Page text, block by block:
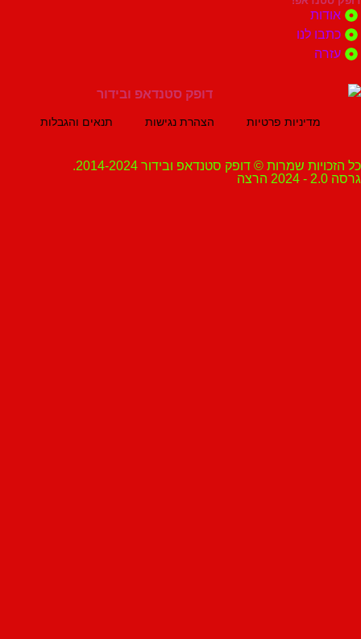
לנו
מדיניות פרטיות הצהרת נגישות תנאים והגבלות
שמרות © דופק סטנדאפ ובידור 2014-2024.